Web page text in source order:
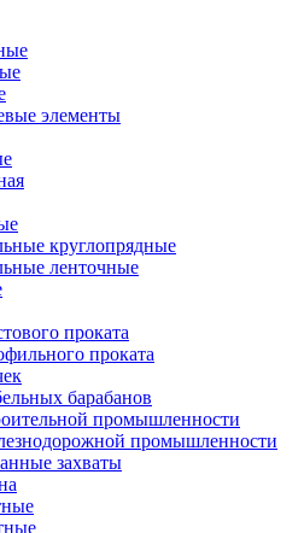
элементы
круглопрядные
ленточные
проката
проката
барабанов
промышленности
промышленности
захваты